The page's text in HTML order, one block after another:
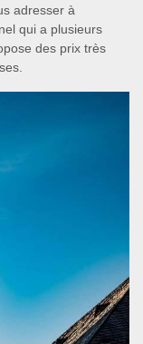
adresser à
qui a plusieurs
des prix très